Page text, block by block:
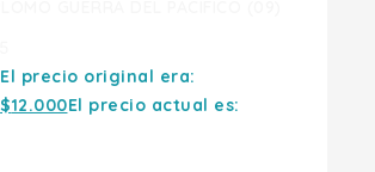
El precio original era:
$12.000El precio actual es: